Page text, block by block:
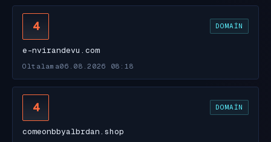
4 DOMAIN
e-nvirandevu.com
Oltalama06.08.2026 08:18
4 DOMAIN
comeonbbyalbrdan.shop